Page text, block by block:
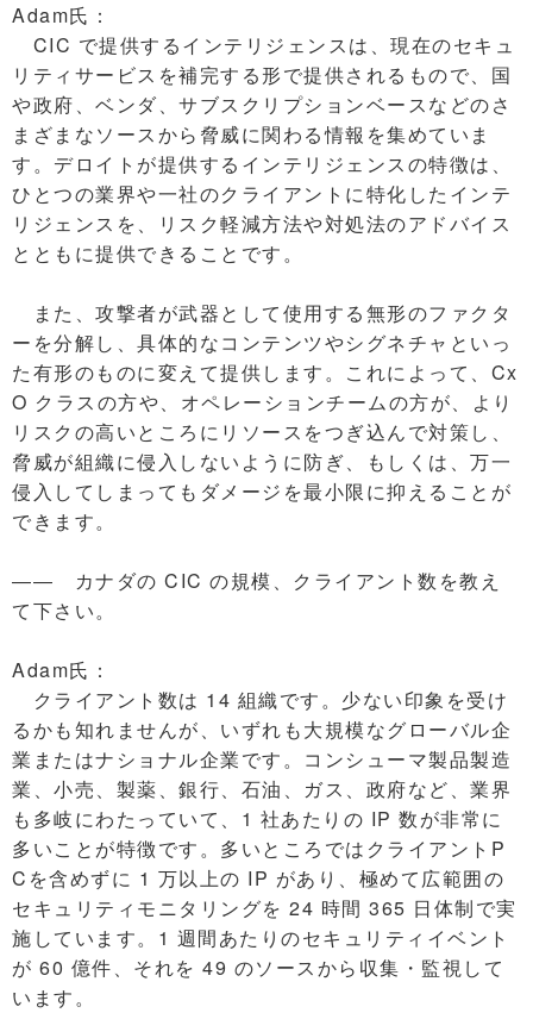
Adam氏：
CIC で提供するインテリジェンスは、現在のセキュ
リティサービスを補完する形で提供されるもので、国
や政府、ベンダ、サブスクリプションベースなどのさ
まざまなソースから脅威に関わる情報を集めていま
す。デロイトが提供するインテリジェンスの特徴は、
ひとつの業界や一社のクライアントに特化したインテ
リジェンスを、リスク軽減方法や対処法のアドバイス
とともに提供できることです。
また、攻撃者が武器として使用する無形のファクタ
ーを分解し、具体的なコンテンツやシグネチャといっ
た有形のものに変えて提供します。これによって、Cx
O クラスの方や、オペレーションチームの方が、より
リスクの高いところにリソースをつぎ込んで対策し、
脅威が組織に侵入しないように防ぎ、もしくは、万一
侵入してしまってもダメージを最小限に抑えることが
できます。
―― カナダの CIC の規模、クライアント数を教え
て下さい。
Adam氏：
クライアント数は 14 組織です。少ない印象を受け
るかも知れませんが、いずれも大規模なグローバル企
業またはナショナル企業です。コンシューマ製品製造
業、小売、製薬、銀行、石油、ガス、政府など、業界
も多岐にわたっていて、1 社あたりの IP 数が非常に
多いことが特徴です。多いところではクライアントP
Cを含めずに 1 万以上の IP があり、極めて広範囲の
セキュリティモニタリングを 24 時間 365 日体制で実
施しています。1 週間あたりのセキュリティイベント
が 60 億件、それを 49 のソースから収集・監視して
います。